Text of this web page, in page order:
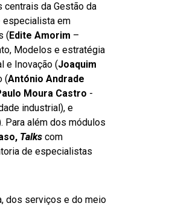
centrais da Gestão da
especialista em
(Edite Amorim –
Modelos e estratégia
e Inovação (Joaquim
(António Andrade
Moura Castro -
industrial), e
Para além dos módulos
Talks com
de especialistas
dos serviços e do meio